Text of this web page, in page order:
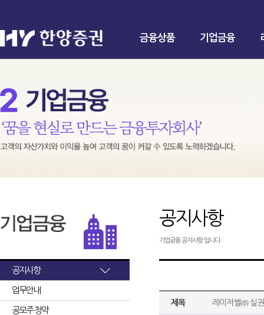
금융상품 기업금융
공지사항
업무안내
공모주 청약
공지사항
기업금융 공지사항 입니다.
제목 레이저쎌㈜ 실